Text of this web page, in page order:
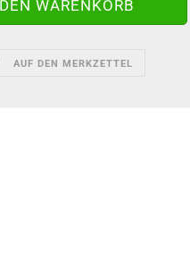
AUF DEN MERKZETTEL